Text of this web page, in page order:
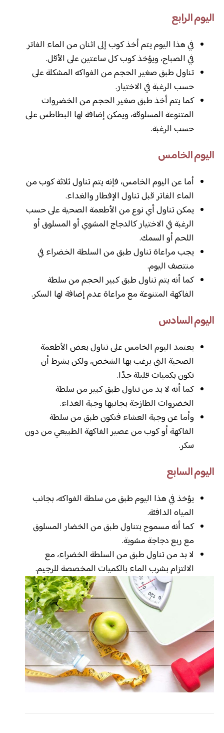
اليوم الرابع
في هذا اليوم يتم أخذ كوب إلى اثنان من الماء الفاتر
في الصباح، ويؤخذ كوب كل ساعتين على الأقل.
تناول طبق صغير الحجم من الفواكه المشكلة على
حسب الرغبة في الاختيار.
كما يتم أخذ طبق صغير الحجم من الخضروات
المتنوعة المسلوقة، ويمكن إضافة لها البطاطس على
حسب الرغبة.
اليوم الخامس
أما عن اليوم الخامس، فإنه يتم تناول ثلاثة كوب من
الماء الفاتر قبل تناول الإفطار والغداء.
يمكن تناول أي نوع من الأطعمة الصحية على حسب
الرغبة في الاختيار كالدجاج المشوي أو المسلوق أو
اللحم أو السمك.
يجب مراعاة تناول طبق من السلطة الخضراء في
منتصف اليوم.
كما أنه يتم تناول طبق كبير الحجم من سلطة
الفاكهة المتنوعة مع مراعاة عدم إضافة لها السكر.
اليوم السادس
يعتمد اليوم الخامس على تناول بعض الأطعمة
الصحية التي يرغب بها الشخص، ولكن بشرط أن
تكون بكميات قليلة جدًا.
كما أنه لا بد من تناول طبق كبير من سلطة
الخضروات الطازجة بجانبها وجبة الغداء.
وأما عن وجبة العشاء فتكون طبق من سلطة
الفاكهة أو كوب من عصير الفاكهة الطبيعي من دون
سكر.
اليوم السابع
يؤخذ في هذا اليوم طبق من سلطة الفواكه، بجانب
المياه الدافئة.
كما أنه مسموح بتناول طبق من الخضار المسلوق
مع ربع دجاجة مشوية.
لا بد من تناول طبق من السلطة الخضراء، مع
الالتزام بشرب الماء بالكميات المخصصة للرجيم.